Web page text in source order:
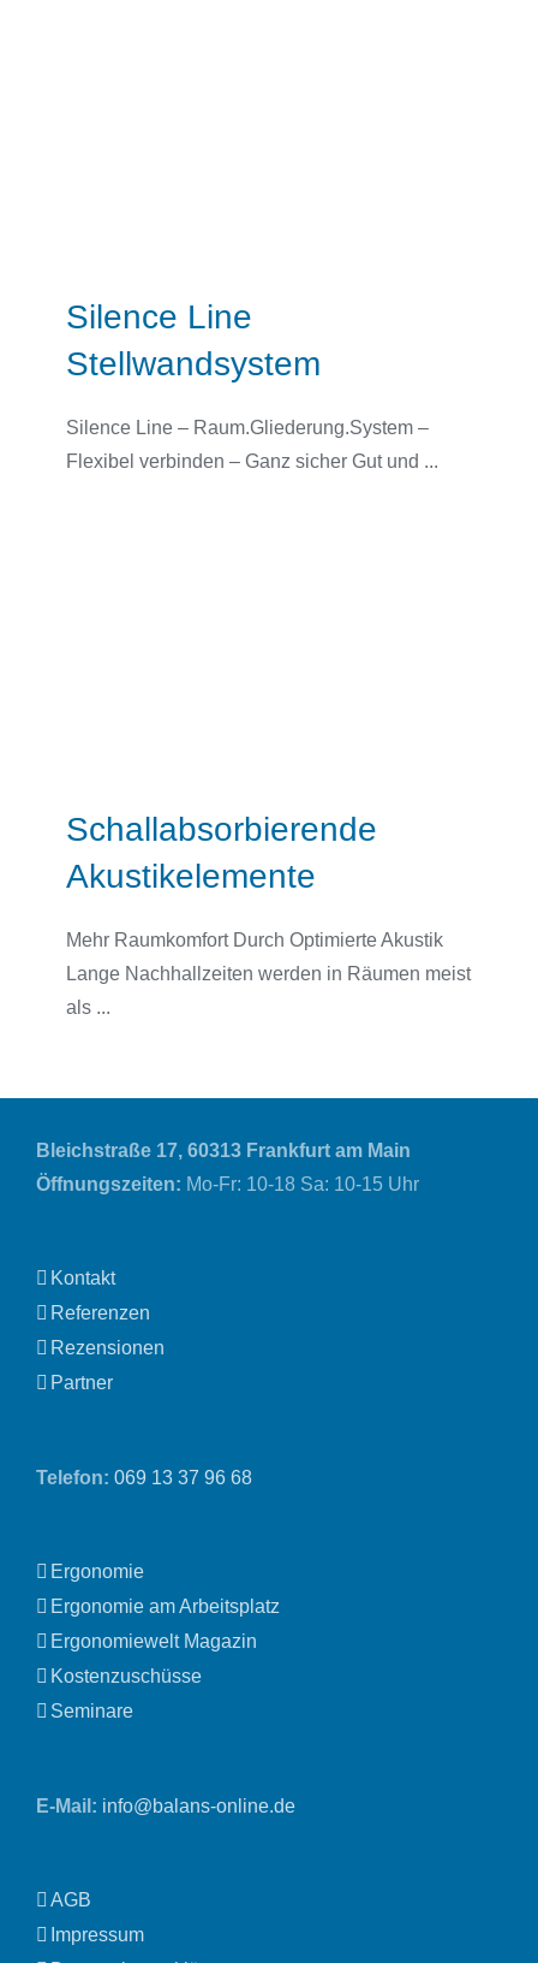
Silence Line
Stellwandsystem
Silence Line – Raum.Gliederung.System –
Flexibel verbinden – Ganz sicher Gut und ...
Schallabsorbierende
Akustikelemente
Mehr Raumkomfort Durch Optimierte Akustik
Lange Nachhallzeiten werden in Räumen meist
als ...
Bleichstraße 17, 60313 Frankfurt am Main
Öffnungszeiten: Mo-Fr: 10-18 Sa: 10-15 Uhr
Kontakt
Referenzen
Rezensionen
Partner
Telefon: 069 13 37 96 68
Ergonomie
Ergonomie am Arbeitsplatz
Ergonomiewelt Magazin
Kostenzuschüsse
Seminare
E-Mail: info@balans-online.de
AGB
Impressum